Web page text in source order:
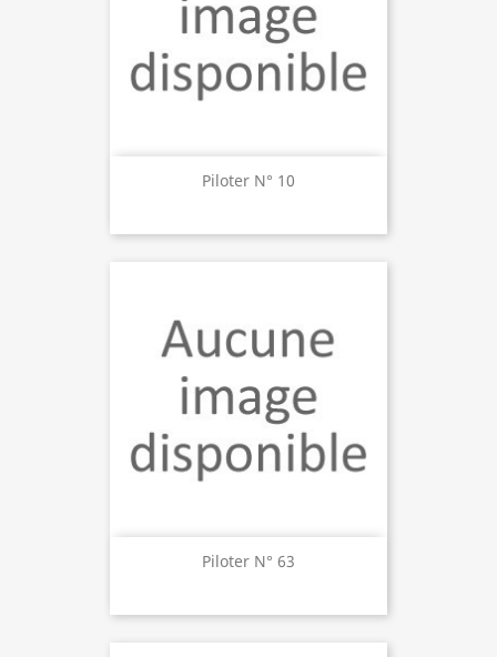
Piloter N° 10
Piloter N° 63